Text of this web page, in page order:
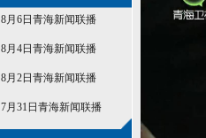
8月6日青海新闻联播
8月4日青海新闻联播
8月2日青海新闻联播
7月31日青海新闻联播